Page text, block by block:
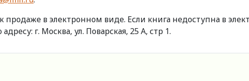
продаже в электронном виде. Если книга недоступна в
адресу: г. Москва, ул. Поварская, 25 А, стр 1.